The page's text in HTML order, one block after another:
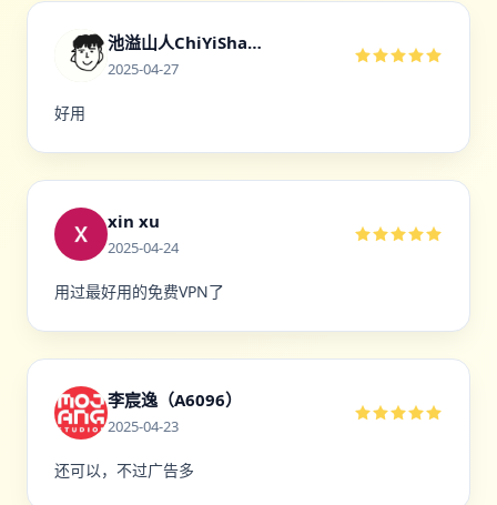
池溢山人ChiYiShanRen
2025-04-27
好用
xin xu
2025-04-24
用过最好用的免费VPN了
李宸逸（A6096）
2025-04-23
还可以，不过广告多